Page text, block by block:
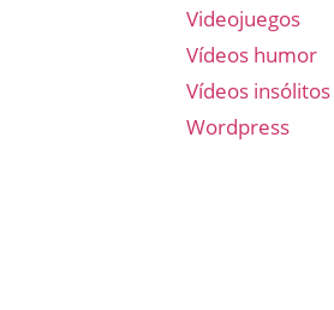
Videojuegos
Vídeos humor
Vídeos insólitos
Wordpress